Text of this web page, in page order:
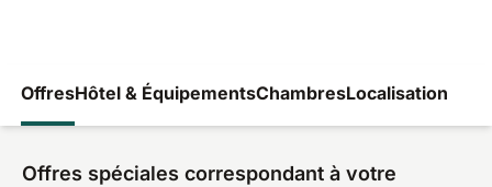
OffresHôtel & ÉquipementsChambresLocalisation
Offres spéciales correspondant à votre